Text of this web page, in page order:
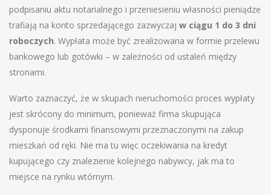
podpisaniu aktu notarialnego i przeniesieniu własności pieniądze
trafiają na konto sprzedającego zazwyczaj w ciągu 1 do 3 dni
roboczych. Wypłata może być zrealizowana w formie przelewu
bankowego lub gotówki – w zależności od ustaleń między
stronami.
Warto zaznaczyć, że w skupach nieruchomości proces wypłaty
jest skrócony do minimum, ponieważ firma skupująca
dysponuje środkami finansowymi przeznaczonymi na zakup
mieszkań od ręki. Nie ma tu więc oczekiwania na kredyt
kupującego czy znalezienie kolejnego nabywcy, jak ma to
miejsce na rynku wtórnym.